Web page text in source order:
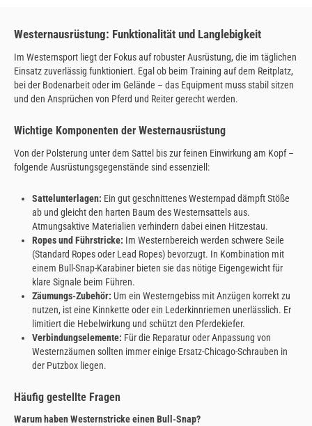
Westernausrüstung: Funktionalität und Langlebigkeit
Im Westernsport liegt der Fokus auf robuster Ausrüstung, die im täglichen
Einsatz zuverlässig funktioniert. Egal ob beim Training auf dem Reitplatz,
bei der Bodenarbeit oder im Gelände – das Equipment muss stabil sitzen
und den Ansprüchen von Pferd und Reiter gerecht werden.
Wichtige Komponenten der Westernausrüstung
Von der Polsterung unter dem Sattel bis zur feinen Einwirkung am Kopf –
folgende Ausrüstungsgegenstände sind essenziell:
Sattelunterlagen: Ein gut geschnittenes Westernpad dämpft Stöße
ab und gleicht den harten Baum des Westernsattels aus.
Atmungsaktive Materialien verhindern dabei einen Hitzestau.
Ropes und Führstricke: Im Westernbereich werden schwere Seile
(Standard Ropes oder Lead Ropes) bevorzugt. In Kombination mit
einem Bull-Snap-Karabiner bieten sie das nötige Eigengewicht für
klare Signale beim Führen.
Zäumungs-Zubehör: Um ein Westerngebiss mit Anzügen korrekt zu
nutzen, ist eine Kinnkette oder ein Lederkinnriemen unerlässlich. Er
limitiert die Hebelwirkung und schützt den Pferdekiefer.
Verbindungselemente: Für die Reparatur oder Anpassung von
Westernzäumen sollten immer einige Ersatz-Chicago-Schrauben in
der Putzbox liegen.
Häufig gestellte Fragen
Warum haben Westernstricke einen Bull-Snap?